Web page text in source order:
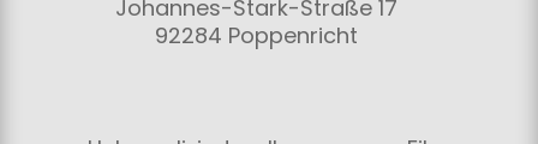
Johannes-Stark-Straße 17
92284 Poppenricht